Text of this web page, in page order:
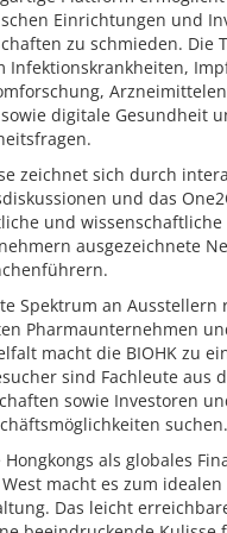
Einrichtungen und
zu schmieden. Die
Infektionskrankheiten,
digitale Gesundheit
zeichnet sich durch
und das
und
ausgezeichnete
Spektrum an
Pharmaunternehmen
macht die BIOHK zu
sind Fachleute aus
sowie Investoren
suchen.
Hongkongs als globales
macht es zum
Das leicht